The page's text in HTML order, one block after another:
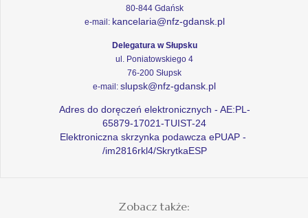
80-844 Gdańsk
e-mail: kancelaria@nfz-gdansk.pl
Delegatura w Słupsku
ul. Poniatowskiego 4
76-200 Słupsk
e-mail: slupsk@nfz-gdansk.pl
Adres do doręczeń elektronicznych - AE:PL-
65879-17021-TUIST-24
Elektroniczna skrzynka podawcza ePUAP -
/im2816rkl4/SkrytkaESP
Zobacz także: